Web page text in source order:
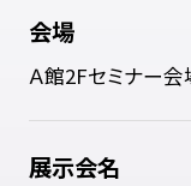
会場
Ａ館2Fセミナー会
展示会名